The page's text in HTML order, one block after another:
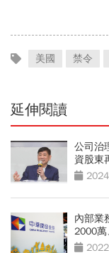
美國 禁令
延伸閱讀
公司治
資股東
內部業
2000萬